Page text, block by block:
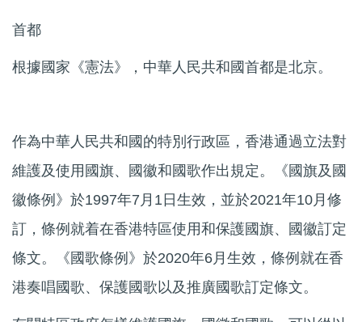
首都
根據國家《憲法》，中華人民共和國首都是北京。
作為中華人民共和國的特別行政區，香港通過立法對
維護及使用國旗、國徽和國歌作出規定。《國旗及國
徽條例》於1997年7月1日生效，並於2021年10月修
訂，條例就着在香港特區使用和保護國旗、國徽訂定
條文。《國歌條例》於2020年6月生效，條例就在香
港奏唱國歌、保護國歌以及推廣國歌訂定條文。